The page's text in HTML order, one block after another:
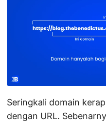
Seringkali domain
dengan URL.